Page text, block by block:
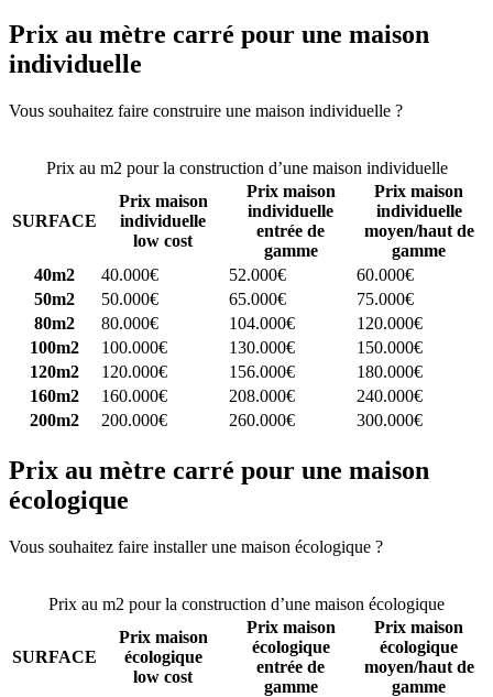
Prix au mètre carré pour une maison
individuelle
Vous souhaitez faire construire une maison individuelle ?
Prix au m2 pour la construction d’une maison individuelle
SURFACE
Prix maison
individuelle
low cost
Prix maison
individuelle
entrée de
gamme
Prix maison
individuelle
moyen/haut de
gamme
40m2
40.000€ 52.000€
60.000€
50m2
50.000€ 65.000€
75.000€
80m2
80.000€ 104.000€
120.000€
100m2
100.000€ 130.000€
150.000€
120m2
120.000€ 156.000€
180.000€
160m2
160.000€ 208.000€
240.000€
200m2
200.000€ 260.000€ 300.000€
Prix au mètre carré pour une maison
écologique
Vous souhaitez faire installer une maison écologique ?
Prix au m2 pour la construction d’une maison écologique
SURFACE
Prix maison
écologique
low cost
Prix maison
écologique
entrée de
gamme
Prix maison
écologique
moyen/haut de
gamme